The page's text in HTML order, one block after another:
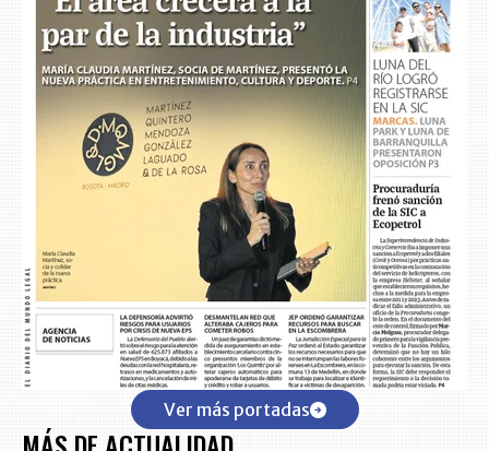
Ver más portadas